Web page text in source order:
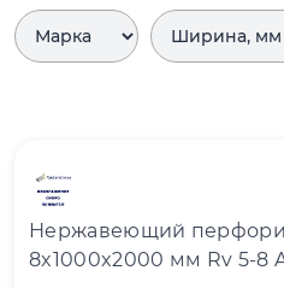
Нержавеющий
8x1000x2000 мм Rv 5-8